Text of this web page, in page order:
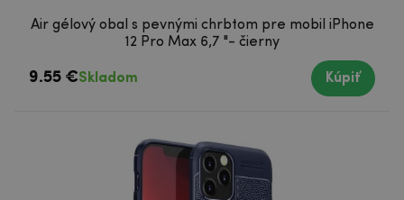
Air gélový obal s pevnými chrbtom pre mobil iPhone
12 Pro Max 6,7 "- čierny
9.55 €Skladom Kúpiť